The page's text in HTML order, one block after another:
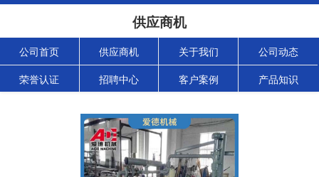
供应商机
公司首页 供应商机 关于我们 公司动态
荣誉认证 招聘中心 客户案例 产品知识